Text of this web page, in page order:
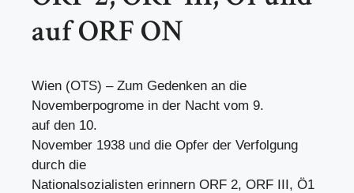
auf ORF ON
Wien (OTS) – Zum Gedenken an die
Novemberpogrome in der Nacht vom 9.
auf den 10.
November 1938 und die Opfer der Verfolgung
durch die
Nationalsozialisten erinnern ORF 2, ORF III, Ö1